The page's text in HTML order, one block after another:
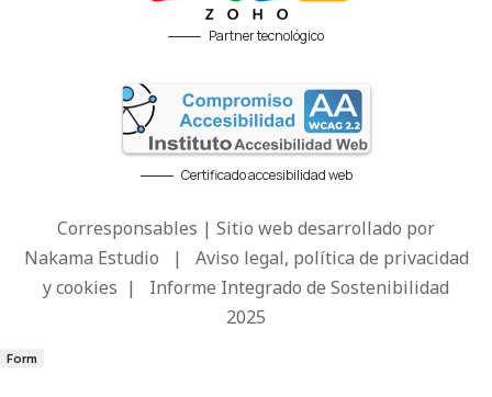
Partner tecnológico
Certificado accesibilidad web
Corresponsables | Sitio web desarrollado por
Nakama Estudio | Aviso legal, política de privacidad
y cookies | Informe Integrado de Sostenibilidad
2025
Form